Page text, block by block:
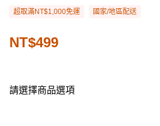
超取滿NT$1,000免運 國家/地區配送
NT$499
請選擇商品選項